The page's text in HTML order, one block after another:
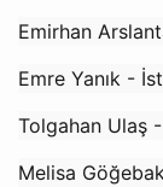
Emirhan
Emre Yanık -
Tolgahan Ulaş
Melisa